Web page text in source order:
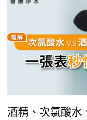
酒精、次氯酸水